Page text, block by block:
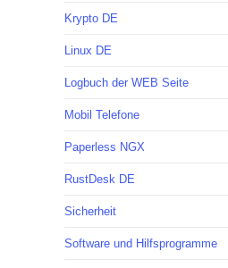
Krypto DE
Linux DE
Logbuch der WEB Seite
Mobil Telefone
Paperless NGX
RustDesk DE
Sicherheit
Software und Hilfsprogramme